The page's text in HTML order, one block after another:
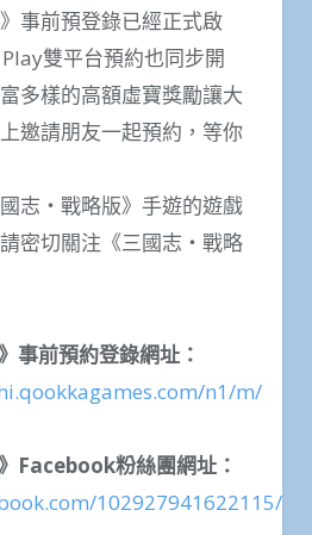
事前預登錄已經正式啟
雙平台預約也同步開
多樣的高額虛寶獎勵讓大
邀請朋友一起預約，等你
志・戰略版》手遊的遊戲
密切關注《三國志・戰略
事前預約登錄網址：
n1/m/
Facebook粉絲團網址：
102927941622115/